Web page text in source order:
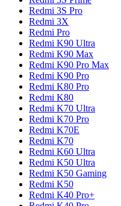
Redmi 3S Pro
Redmi 3X
Redmi Pro
Redmi K90 Ultra
Redmi K90 Max
Redmi K90 Pro Max
Redmi K90 Pro
Redmi K80 Pro
Redmi K80
Redmi K70 Ultra
Redmi K70 Pro
Redmi K70E
Redmi K70
Redmi K60 Ultra
Redmi K50 Ultra
Redmi K50 Gaming
Redmi K50
Redmi K40 Pro+